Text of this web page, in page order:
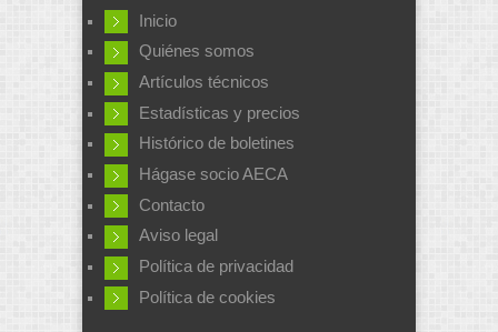
Inicio
Quiénes somos
Artículos técnicos
Estadísticas y precios
Histórico de boletines
Hágase socio AECA
Contacto
Aviso legal
Política de privacidad
Política de cookies